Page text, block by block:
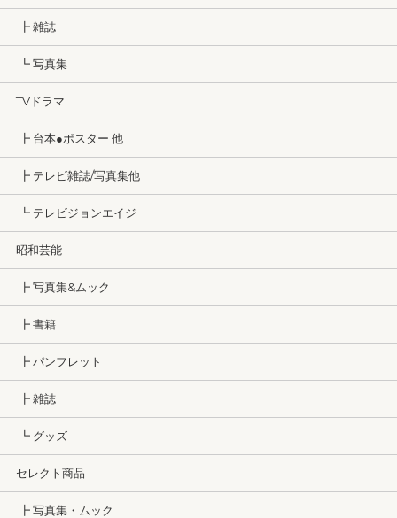
┣ 雑誌
┗ 写真集
TVドラマ
┣ 台本●ポスター 他
┣ テレビ雑誌/写真集他
┗ テレビジョンエイジ
昭和芸能
┣ 写真集&ムック
┣ 書籍
┣ パンフレット
┣ 雑誌
┗ グッズ
セレクト商品
┣ 写真集・ムック